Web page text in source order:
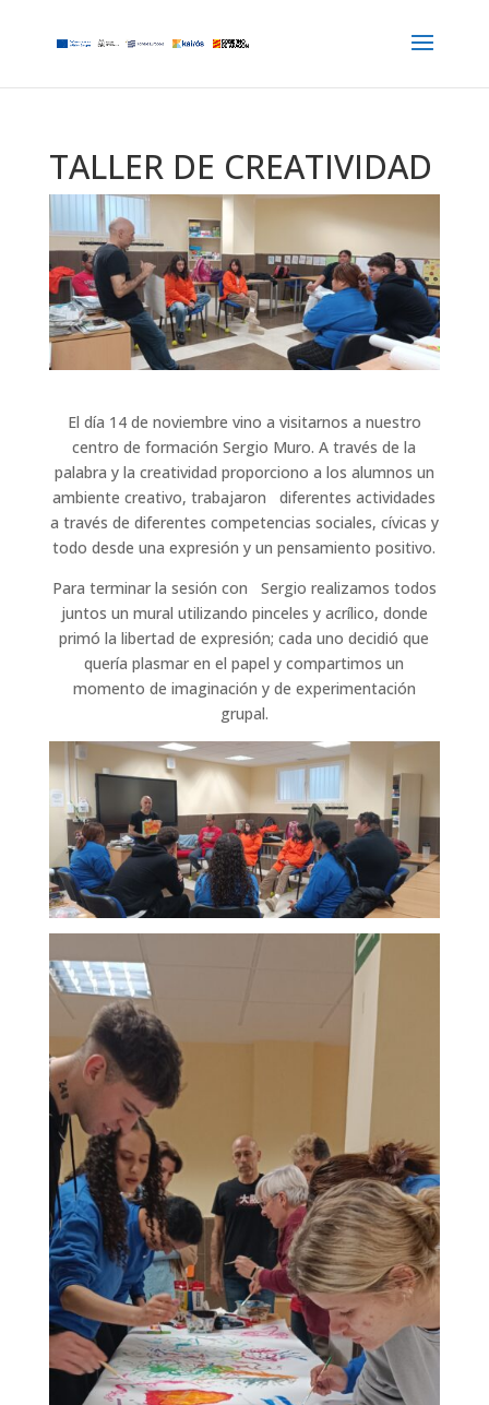
TALLER DE CREATIVIDAD
El día 14 de noviembre vino a visitarnos a nuestro
centro de formación Sergio Muro. A través de la
palabra y la creatividad proporciono a los alumnos un
ambiente creativo, trabajaron diferentes actividades
a través de diferentes competencias sociales, cívicas y
todo desde una expresión y un pensamiento positivo.
Para terminar la sesión con Sergio realizamos todos
juntos un mural utilizando pinceles y acrílico, donde
primó la libertad de expresión; cada uno decidió que
quería plasmar en el papel y compartimos un
momento de imaginación y de experimentación
grupal.